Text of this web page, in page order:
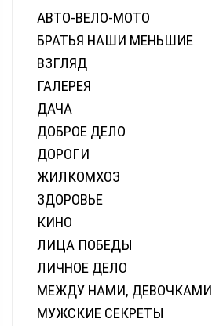
АВТО-ВЕЛО-МОТО
БРАТЬЯ НАШИ МЕНЬШИЕ
ВЗГЛЯД
ГАЛЕРЕЯ
ДАЧА
ДОБРОЕ ДЕЛО
ДОРОГИ
ЖИЛКОМХОЗ
ЗДОРОВЬЕ
КИНО
ЛИЦА ПОБЕДЫ
ЛИЧНОЕ ДЕЛО
МЕЖДУ НАМИ, ДЕВОЧКАМИ
МУЖСКИЕ СЕКРЕТЫ